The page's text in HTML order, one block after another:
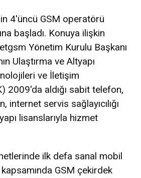
4'üncü GSM operatörü
başladı. Konuya ilişkin
Yönetim Kurulu Başkanı
Ulaştırma ve Altyapı
ve İletişim
2009'da aldığı sabit telefon,
internet servis sağlayıcılığı
lisanslarıyla hizmet
ilk defa sanal mobil
GSM çekirdek